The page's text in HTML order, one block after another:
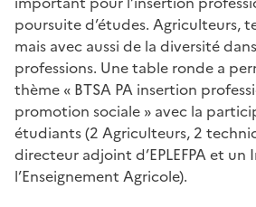
poursuite d’études. Agriculteurs,
mais avec aussi de la diversité
professions. Une table ronde a
thème « BTSA PA insertion
promotion sociale » avec la
étudiants (2 Agriculteurs, 2
directeur adjoint d’EPLEFPA et un
l’Enseignement Agricole).